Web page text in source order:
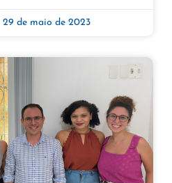
29 de maio de 2023